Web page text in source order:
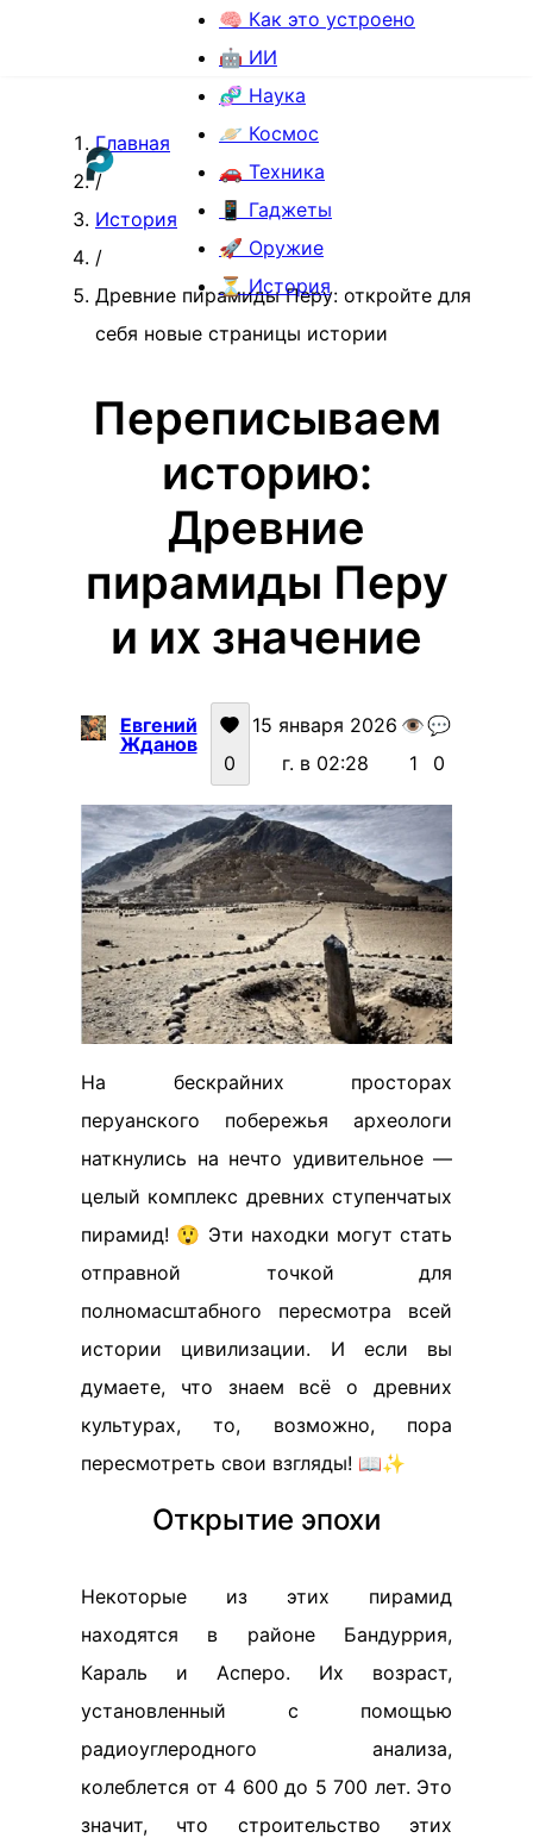
🧠 Как это устроено
🤖 ИИ
🧬 Наука
🪐 Космос
🚗 Техника
📱 Гаджеты
🚀 Оружие
⏳ История
Главная
/
История
/
Древние пирамиды Перу: откройте для
себя новые страницы истории
Переписываем
историю:
Древние
пирамиды Перу
и их значение
Евгений
Жданов
0
15 января 2026
г. в 02:28
👁️
1
💬
0
На бескрайних просторах
перуанского побережья археологи
наткнулись на нечто удивительное —
целый комплекс древних ступенчатых
пирамид! 😲 Эти находки могут стать
отправной точкой для
полномасштабного пересмотра всей
истории цивилизации. И если вы
думаете, что знаем всё о древних
культурах, то, возможно, пора
пересмотреть свои взгляды! 📖✨
Открытие эпохи
Некоторые из этих пирамид
находятся в районе Бандуррия,
Караль и Асперо. Их возраст,
установленный с помощью
радиоуглеродного анализа,
колеблется от 4 600 до 5 700 лет. Это
значит, что строительство этих